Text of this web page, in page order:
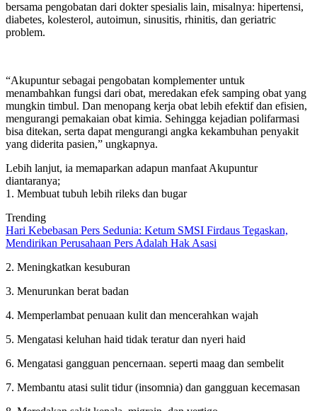
bersama pengobatan dari dokter spesialis lain, misalnya: hipertensi,
diabetes, kolesterol, autoimun, sinusitis, rhinitis, dan geriatric
problem.
“Akupuntur sebagai pengobatan komplementer untuk
menambahkan fungsi dari obat, meredakan efek samping obat yang
mungkin timbul. Dan menopang kerja obat lebih efektif dan efisien,
mengurangi pemakaian obat kimia. Sehingga kejadian polifarmasi
bisa ditekan, serta dapat mengurangi angka kekambuhan penyakit
yang diderita pasien,” ungkapnya.
Lebih lanjut, ia memaparkan adapun manfaat Akupuntur
diantaranya;
1. Membuat tubuh lebih rileks dan bugar
Trending
Hari Kebebasan Pers Sedunia: Ketum SMSI Firdaus Tegaskan,
Mendirikan Perusahaan Pers Adalah Hak Asasi
2. Meningkatkan kesuburan
3. Menurunkan berat badan
4. Memperlambat penuaan kulit dan mencerahkan wajah
5. Mengatasi keluhan haid tidak teratur dan nyeri haid
6. Mengatasi gangguan pencernaan. seperti maag dan sembelit
7. Membantu atasi sulit tidur (insomnia) dan gangguan kecemasan